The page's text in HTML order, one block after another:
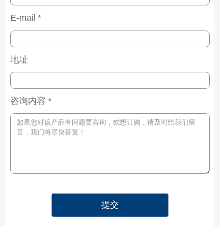
E-mail *
地址
咨询内容 *
提交